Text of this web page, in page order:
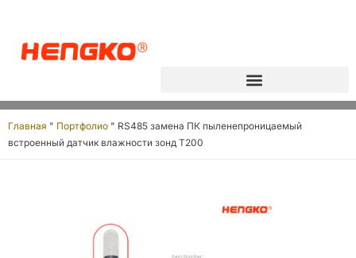
Главная " Портфолио " RS485 замена ПК пыленепроницаемый
встроенный датчик влажности зонд T200